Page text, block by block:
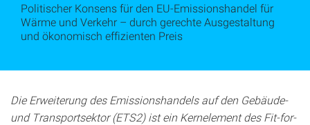
Politischer Konsens für den EU-Emissionshandel für
Wärme und Verkehr – durch gerechte Ausgestaltung
und ökonomisch effizienten Preis
Die Erweiterung des Emissionshandels auf den Gebäude-
und Transportsektor (ETS2) ist ein Kernelement des Fit-for-